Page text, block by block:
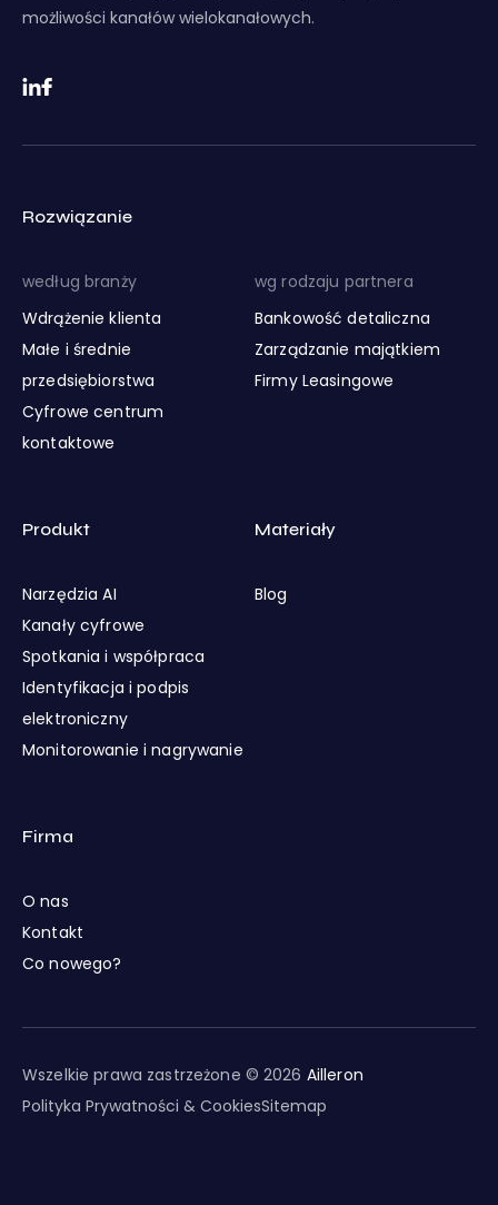
możliwości kanałów wielokanałowych.
Rozwiązanie
według branży
Wdrążenie klienta
Małe i średnie
przedsiębiorstwa
Cyfrowe centrum
kontaktowe
wg rodzaju partnera
Bankowość detaliczna
Zarządzanie majątkiem
Firmy Leasingowe
Produkt
Narzędzia AI
Kanały cyfrowe
Spotkania i współpraca
Identyfikacja i podpis
elektroniczny
Monitorowanie i nagrywanie
Materiały
Blog
Firma
O nas
Kontakt
Co nowego?
Wszelkie prawa zastrzeżone © 2026 Ailleron
Polityka Prywatności & CookiesSitemap